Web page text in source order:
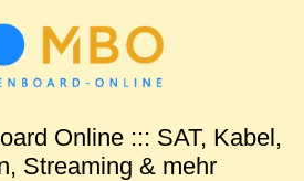
Online ::: SAT, Kabel,
Streaming & mehr